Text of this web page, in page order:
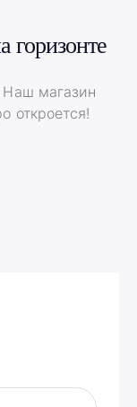
горизонте
Наш магазин
откроется!